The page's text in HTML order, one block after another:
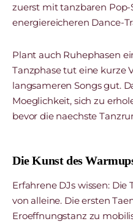
zuerst mit tanzbaren
energiereicheren Dance-
Plant auch Ruhephasen
Tanzphase tut eine kurze
langsameren Songs gut.
Moeglichkeit, sich zu
bevor die naechste
Die Kunst des
Erfahrene DJs wissen:
von alleine. Die ersten
Eroeffnungstanz zu